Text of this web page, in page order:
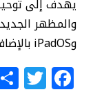
يهدف إلى
وiPadOS بالإضافة إلى ساعات أبل وApple TV .
F
a
T
w